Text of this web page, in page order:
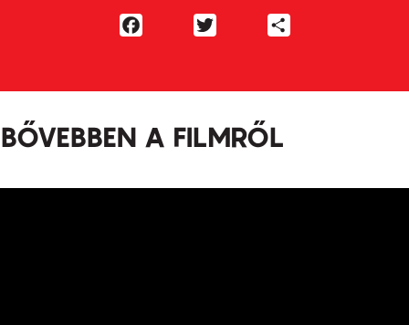
Facebook
BŐVEBBEN A FILMRŐL